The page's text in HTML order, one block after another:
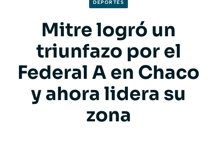
DEPORTES
Mitre logró un
triunfazo por el
Federal A en Chaco
y ahora lidera su
zona